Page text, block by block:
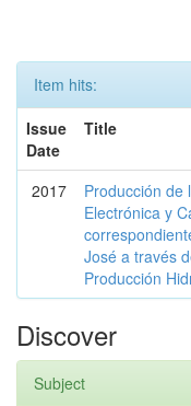
Item hits:
Issue
Date
Title
2017
Producción de
Electrónica y
José a través
Producción
Discover
Subject